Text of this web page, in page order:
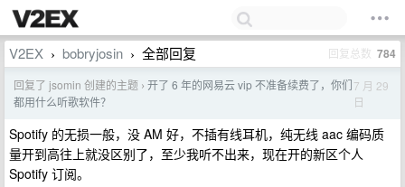
V2EX › bobryjosin › 全部回复 回复总数 784
回复了 jsomin 创建的主题 › 开了 6 年的网易云 vip 不准备续费了，你们
都用什么听歌软件？
7 月 29
日
Spotify 的无损一般，没 AM 好，不插有线耳机，纯无线 aac 编码质
量开到高往上就没区别了，至少我听不出来，现在开的新区个人
Spotify 订阅。